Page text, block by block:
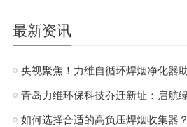
最新资讯
如何选择合适的高负压焊烟收集器？